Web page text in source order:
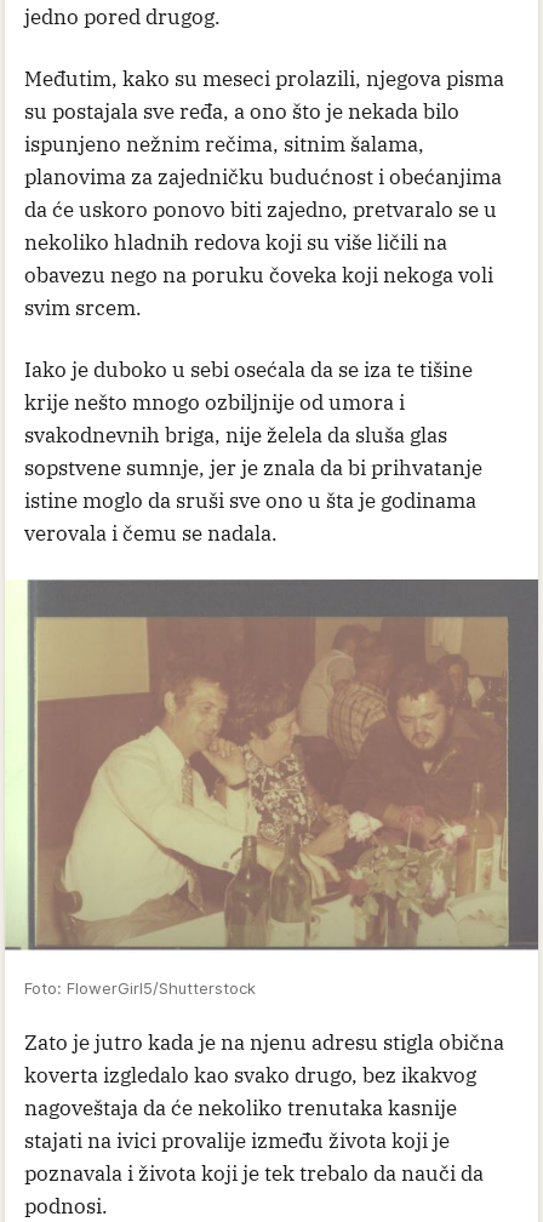
jedno pored drugog.
Međutim, kako su meseci prolazili, njegova pisma
su postajala sve ređa, a ono što je nekada bilo
ispunjeno nežnim rečima, sitnim šalama,
planovima za zajedničku budućnost i obećanjima
da će uskoro ponovo biti zajedno, pretvaralo se u
nekoliko hladnih redova koji su više ličili na
obavezu nego na poruku čoveka koji nekoga voli
svim srcem.
Iako je duboko u sebi osećala da se iza te tišine
krije nešto mnogo ozbiljnije od umora i
svakodnevnih briga, nije želela da sluša glas
sopstvene sumnje, jer je znala da bi prihvatanje
istine moglo da sruši sve ono u šta je godinama
verovala i čemu se nadala.
Foto: FlowerGirl5/Shutterstock
Zato je jutro kada je na njenu adresu stigla obična
koverta izgledalo kao svako drugo, bez ikakvog
nagoveštaja da će nekoliko trenutaka kasnije
stajati na ivici provalije između života koji je
poznavala i života koji je tek trebalo da nauči da
podnosi.